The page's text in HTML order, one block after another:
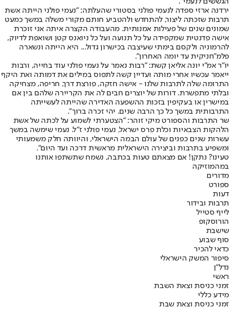
ירדנה ארזי ספדה לנעמי פולני בסטורי שהעלתה: "נעמי פולני הייתה אשת
תרבות שזכתה ליצור, להתחדש ולהטביע חותם מקורי משלה במשך כמעט
שמונים שנים של פעילות אמנותית. מהעבודה הקצרה איתה אני זוכרת
אישה פדנטית שמקפידה על כל תנועה ועל כל ניואנס קטן ושואפת לדיוק,
להרמוניה ולקסם בימתי שעיצבה בכישרון גדול... היא הייתה ונשארה
פלמ"חניקית עד יומה האחרון".
יו"ר אמ"י יונה אליאן קשת: "רבות נאמר על נעמי פולני עוד בחייה, ורבות
ייאמר עכשיו אחרי מותה ועדיין קשה לתפוס במילים את דמותה ואת היקף
התרומה שלה לתרבות שלנו - אישה חזקה, פורצת דרך, חריפה, מצחיקה
ובלתי מתפשרת. דורות של יוצרים חבים לה את הקריירה שלהם בין אם
במישרין או בעקיפין בזכות ההשפעה האדירה שהייתה לעשייתה
התרבותית במשך כל כך הרבה שנים. יהי זכרה ברוך".
שר התרבות והספורט מיקי זוהר: "הצטערתי לשמוע על לכתה של אשת
הלהקות הצבאיות וכלת פרס ישראל, נעמי פולני ז"ל. נעמי שימשה במשך
עשרות שנים כפנים של עולם הבמה הישראלי, והיוותה חלק משמעותי
ומשפיע בתרבות וביצירה הישראלית מראשית דרכה ועד היום".
טעינו? נתקן! אם מצאתם טעות בכתבה, נשמח שתשתפו אותנו
במהמוזיקה
מדורים
ספורט
דעות
תרבות ובידור
לייף סטייל
הורוסקופ
שישבת
סוף שבוע
כדאי להכיר
סיפור המשק הישראלי
נדל"ן
ראשי
זמני כניסת וצאת השבת
מידע כללי
זמני כניסת וצאת שבת